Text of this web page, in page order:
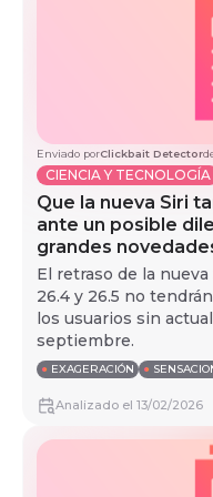
Enviado porClickbait Detector
CIENCIA Y TECNOLOGÍA
Que la nueva Siri
ante un posible
grandes
El retraso de la
26.4 y 26.5 no
los usuarios sin
septiembre.
● EXAGERACIÓN ●
Analizado el 13/02/2026